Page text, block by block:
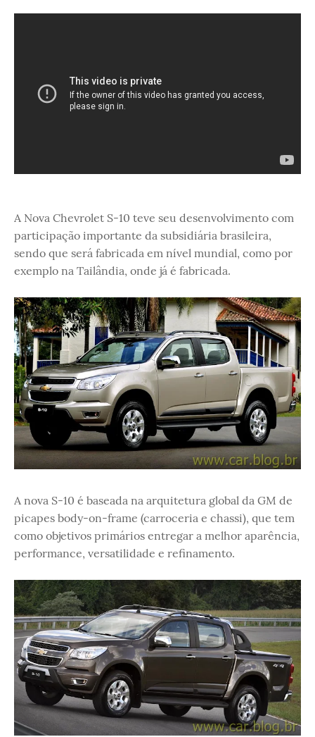
A Nova Chevrolet S-10 teve seu desenvolvimento com
participação importante da subsidiária brasileira,
sendo que será fabricada em nível mundial, como por
exemplo na Tailândia, onde já é fabricada.
A nova S-10 é baseada na arquitetura global da GM de
picapes body-on-frame (carroceria e chassi), que tem
como objetivos primários entregar a melhor aparência,
performance, versatilidade e refinamento.